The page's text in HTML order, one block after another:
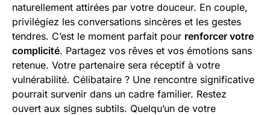
naturellement attirées par votre douceur. En couple,
privilégiez les conversations sincères et les gestes
tendres. C’est le moment parfait pour renforcer votre
complicité. Partagez vos rêves et vos émotions sans
retenue. Votre partenaire sera réceptif à votre
vulnérabilité. Célibataire ? Une rencontre significative
pourrait survenir dans un cadre familier. Restez
ouvert aux signes subtils. Quelqu’un de votre